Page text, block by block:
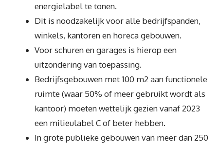
energielabel te tonen.
Dit is noodzakelijk voor alle bedrijfspanden,
winkels, kantoren en horeca gebouwen.
Voor schuren en garages is hierop een
uitzondering van toepassing.
Bedrijfsgebouwen met 100 m2 aan functionele
ruimte (waar 50% of meer gebruikt wordt als
kantoor) moeten wettelijk gezien vanaf 2023
een milieulabel C of beter hebben.
In grote publieke gebouwen van meer dan 250